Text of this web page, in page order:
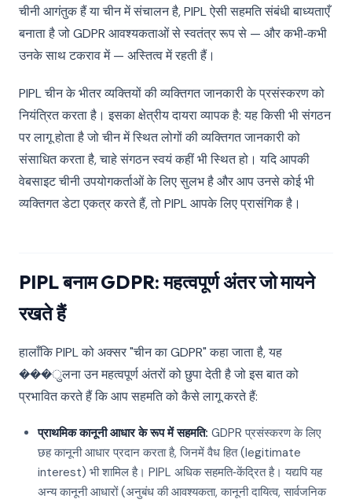
चीनी आगंतुक हैं या चीन में संचालन है, PIPL ऐसी सहमति संबंधी बाध्यताएँ
बनाता है जो GDPR आवश्यकताओं से स्वतंत्र रूप से — और कभी‑कभी
उनके साथ टकराव में — अस्तित्व में रहती हैं।
PIPL चीन के भीतर व्यक्तियों की व्यक्तिगत जानकारी के प्रसंस्करण को
नियंत्रित करता है। इसका क्षेत्रीय दायरा व्यापक है: यह किसी भी संगठन
पर लागू होता है जो चीन में स्थित लोगों की व्यक्तिगत जानकारी को
संसाधित करता है, चाहे संगठन स्वयं कहीं भी स्थित हो। यदि आपकी
वेबसाइट चीनी उपयोगकर्ताओं के लिए सुलभ है और आप उनसे कोई भी
व्यक्तिगत डेटा एकत्र करते हैं, तो PIPL आपके लिए प्रासंगिक है।
PIPL बनाम GDPR: महत्वपूर्ण अंतर जो मायने
रखते हैं
हालाँकि PIPL को अक्सर "चीन का GDPR" कहा जाता है, यह
���ुलना उन महत्वपूर्ण अंतरों को छुपा देती है जो इस बात को
प्रभावित करते हैं कि आप सहमति को कैसे लागू करते हैं:
प्राथमिक कानूनी आधार के रूप में सहमति: GDPR प्रसंस्करण के लिए
छह कानूनी आधार प्रदान करता है, जिनमें वैध हित (legitimate
interest) भी शामिल है। PIPL अधिक सहमति‑केंद्रित है। यद्यपि यह
अन्य कानूनी आधारों (अनुबंध की आवश्यकता, कानूनी दायित्व, सार्वजनिक